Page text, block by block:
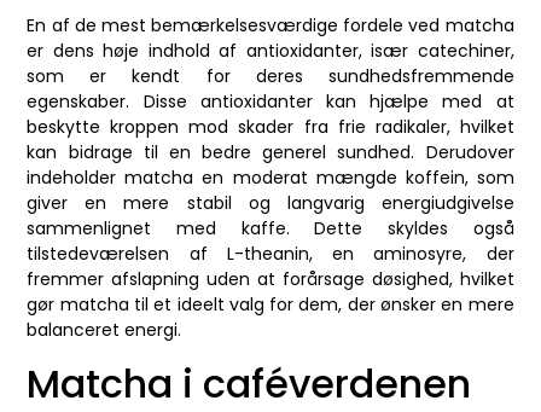
En af de mest bemærkelsesværdige fordele ved matcha
er dens høje indhold af antioxidanter, især catechiner,
som er kendt for deres sundhedsfremmende
egenskaber. Disse antioxidanter kan hjælpe med at
beskytte kroppen mod skader fra frie radikaler, hvilket
kan bidrage til en bedre generel sundhed. Derudover
indeholder matcha en moderat mængde koffein, som
giver en mere stabil og langvarig energiudgivelse
sammenlignet med kaffe. Dette skyldes også
tilstedeværelsen af L-theanin, en aminosyre, der
fremmer afslapning uden at forårsage døsighed, hvilket
gør matcha til et ideelt valg for dem, der ønsker en mere
balanceret energi.
Matcha i caféverdenen